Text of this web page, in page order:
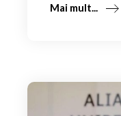
Mai mult...